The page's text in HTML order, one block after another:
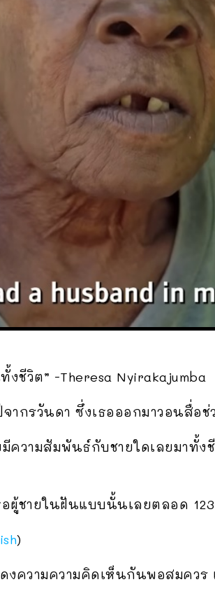
ชีวิต” -Theresa Nyirakajumba
ากรวันดา ซึ่งเธอออกมาวอนสื่อ
ความสัมพันธ์กับชายใดเลยมาทั้งชี
อผู้ชายในฝันแบบนั้นเลยตลอด
)
ความความคิดเห็นกันพอสมควร